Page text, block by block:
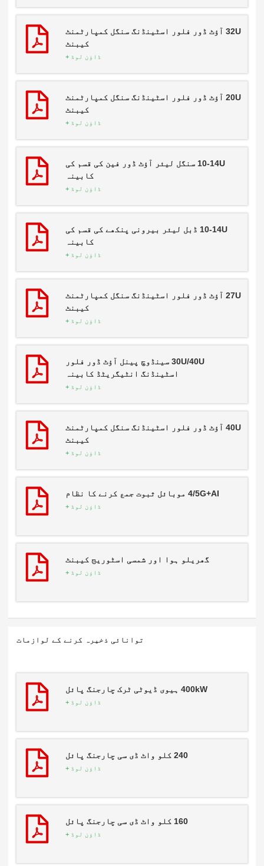
32U آؤٹ ڈور فلور اسٹینڈنگ سنگل کمپارٹمنٹ
کیبنٹ
ڈاؤن لوڈ +
20U آؤٹ ڈور فلور اسٹینڈنگ سنگل کمپارٹمنٹ
کیبنٹ
ڈاؤن لوڈ +
10-14U سنگل لیئر آؤٹ ڈور فین کی قسم کی
کابینہ
ڈاؤن لوڈ +
10-14U ڈبل لیئر بیرونی پنکھے کی قسم کی
کابینہ
ڈاؤن لوڈ +
27U آؤٹ ڈور فلور اسٹینڈنگ سنگل کمپارٹمنٹ
کیبنٹ
ڈاؤن لوڈ +
30U/40U سینڈوچ پینل آؤٹ ڈور فلور
اسٹینڈنگ انٹیگریٹڈ کابینہ
ڈاؤن لوڈ +
40U آؤٹ ڈور فلور اسٹینڈنگ سنگل کمپارٹمنٹ
کیبنٹ
ڈاؤن لوڈ +
4/5G+AI موبائل ثبوت جمع کرنے کا نظام
ڈاؤن لوڈ +
گھریلو ہوا اور شمسی اسٹوریج کیبنٹ
ڈاؤن لوڈ +
توانائی ذخیرہ کرنے کے لوازمات
400kW ہیوی ڈیوٹی ٹرک چارجنگ پائل
ڈاؤن لوڈ +
240 کلو واٹ ڈی سی چارجنگ پائل
ڈاؤن لوڈ +
160 کلو واٹ ڈی سی چارجنگ پائل
ڈاؤن لوڈ +